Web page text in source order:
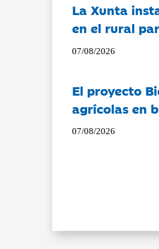
La Xunta
en el rural
07/08/2026
El proyecto
agrícolas en
07/08/2026